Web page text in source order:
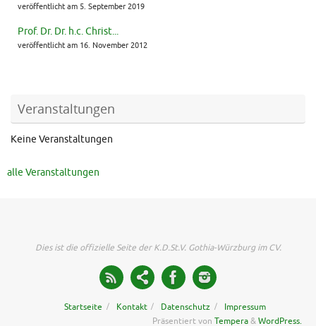
veröffentlicht am 5. September 2019
Prof. Dr. Dr. h.c. Christ...
veröffentlicht am 16. November 2012
Veranstaltungen
Keine Veranstaltungen
alle Veranstaltungen
Dies ist die offizielle Seite der K.D.St.V. Gothia-Würzburg im CV.
Startseite Kontakt Datenschutz
Impressum
Präsentiert von Tempera&WordPress.